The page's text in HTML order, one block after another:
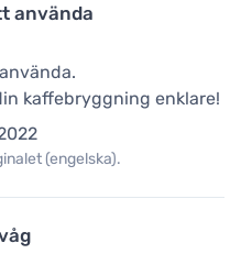
använda
kaffebryggning enklare!
(engelska).